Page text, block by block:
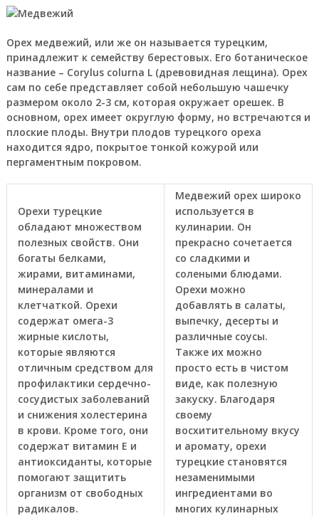
Орех медвежий, или же он называется турецким,
принадлежит к семейству берестовых. Его ботаническое
название – Corylus colurna L (древовидная лещина). Орех
сам по себе представляет собой небольшую чашечку
размером около 2-3 см, которая окружает орешек. В
основном, орех имеет округлую форму, но встречаются и
плоские плоды. Внутри плодов турецкого ореха
находится ядро, покрытое тонкой кожурой или
пергаментным покровом.
Орехи турецкие
обладают множеством
полезных свойств. Они
богаты белками,
жирами, витаминами,
минералами и
клетчаткой. Орехи
содержат омега-3
жирные кислоты,
которые являются
отличным средством для
профилактики сердечно-
сосудистых заболеваний
и снижения холестерина
в крови. Кроме того, они
содержат витамин Е и
антиоксиданты, которые
помогают защитить
организм от свободных
радикалов.
Медвежий орех широко
используется в
кулинарии. Он
прекрасно сочетается
со сладкими и
солеными блюдами.
Орехи можно
добавлять в салаты,
выпечку, десерты и
различные соусы.
Также их можно
просто есть в чистом
виде, как полезную
закуску. Благодаря
своему
восхитительному вкусу
и аромату, орехи
турецкие становятся
незаменимыми
ингредиентами во
многих кулинарных